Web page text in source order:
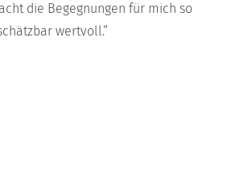
die Begegnungen für mich so
wertvoll.“